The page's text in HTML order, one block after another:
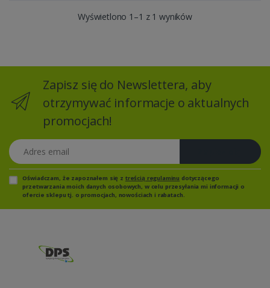
Wyświetlono 1–1 z 1 wyników
Zapisz się do Newslettera, aby
otrzymywać informacje o aktualnych
promocjach!
Adres email
Oświadczam, że zapoznałem się z treścią regulaminu dotyczącego
przetwarzania moich danych osobowych, w celu przesyłania mi informacji o
ofercie sklepu tj. o promocjach, nowościach i rabatach.